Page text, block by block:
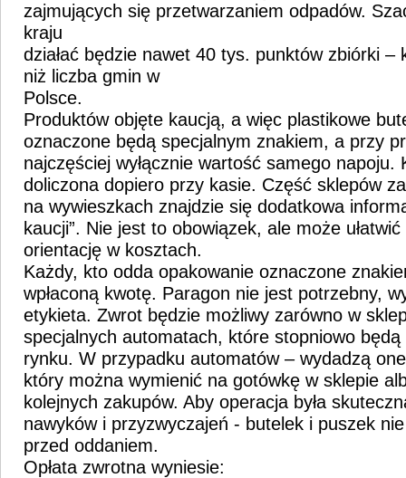
zajmujących się przetwarzaniem odpadów.
kraju
działać będzie nawet 40 tys. punktów zbiórki –
niż liczba gmin w
Polsce.
Produktów objęte kaucją, a więc plastikowe
oznaczone będą specjalnym znakiem, a przy
najczęściej wyłącznie wartość samego napoju.
doliczona dopiero przy kasie. Część sklepów
na wywieszkach znajdzie się dodatkowa
kaucji”. Nie jest to obowiązek, ale może
orientację w kosztach.
Każdy, kto odda opakowanie oznaczone
wpłaconą kwotę. Paragon nie jest potrzebny,
etykieta. Zwrot będzie możliwy zarówno w
specjalnych automatach, które stopniowo będą
rynku. W przypadku automatów – wydadzą
który można wymienić na gotówkę w sklepie
kolejnych zakupów. Aby operacja była
nawyków i przyzwyczajeń - butelek i puszek
przed oddaniem.
Opłata zwrotna wyniesie: